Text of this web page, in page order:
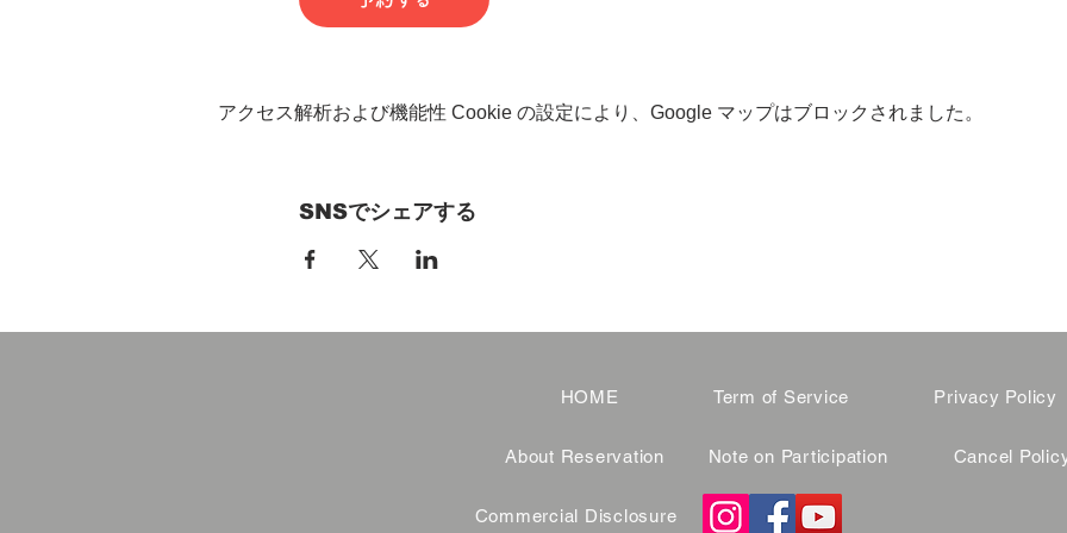
アクセス解析および機能性 Cookie の設定により、Google マップはブロックされました。
SNSでシェアする
HOME
About Reservation
Term of Service
Note on Participation
Privacy Policy
Cancel
Commercial Disclosure